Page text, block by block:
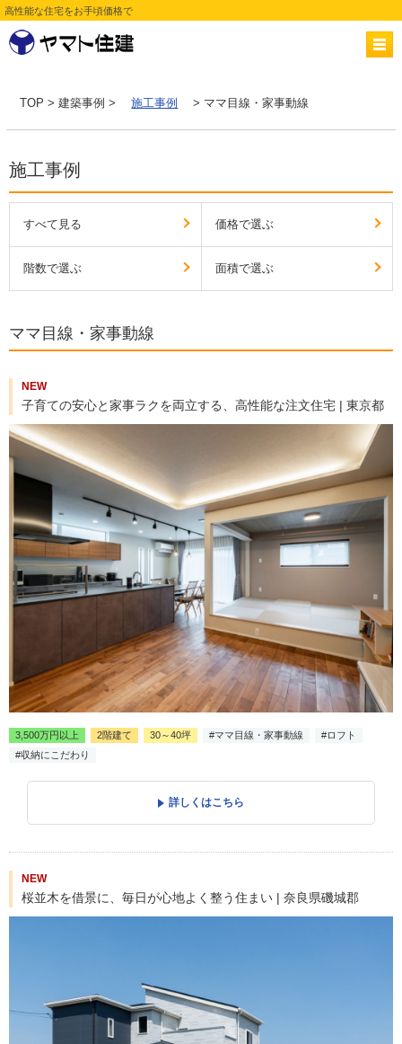
高性能な住宅をお手頃価格で
TOP >建築事例 > 施工事例 > ママ目線・家事動線
施工事例
すべて見る 価格で選ぶ
階数で選ぶ 面積で選ぶ
ママ目線・家事動線
NEW
子育ての安心と家事ラクを両立する、高性能な注文住宅 | 東京都
3,500万円以上 2階建て 30～40坪 #ママ目線・家事動線
#ロフト
#収納にこだわり
詳しくはこちら
NEW
桜並木を借景に、毎日が心地よく整う住まい | 奈良県磯城郡